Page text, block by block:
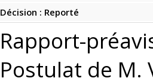
Décision : Reporté
Rapport-
Postulat de M.